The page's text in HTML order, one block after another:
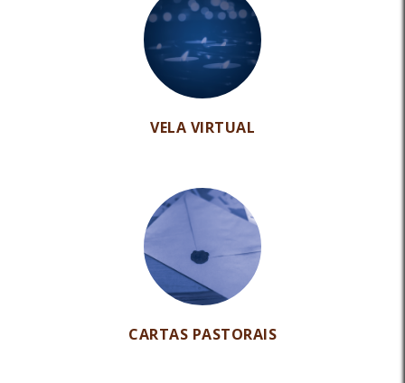
VELA VIRTUAL
CARTAS PASTORAIS